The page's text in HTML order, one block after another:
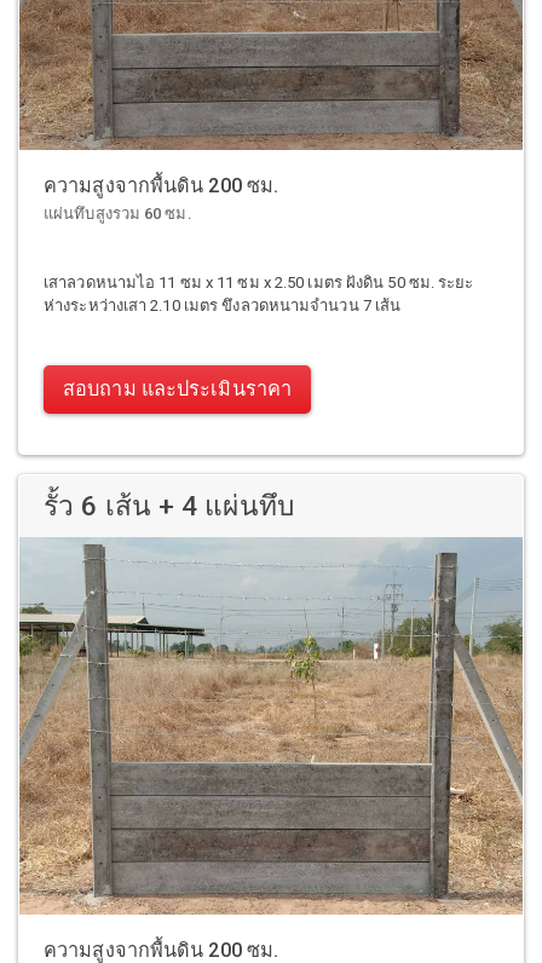
ความสูงจากพื้นดิน 200 ซม.
แผ่นทึบสูงรวม 60 ซม.
เสาลวดหนามไอ 11 ซม x 11 ซม x 2.50 เมตร ฝังดิน 50 ซม. ระยะ
ห่างระหว่างเสา 2.10 เมตร ขึงลวดหนามจำนวน 7 เส้น
สอบถาม และประเมินราคา
รั้ว 6 เส้น + 4 แผ่นทึบ
ความสูงจากพื้นดิน 200 ซม.